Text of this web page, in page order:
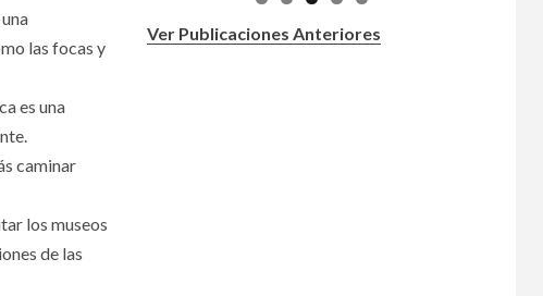
las focas y
es una
caminar
los museos
de las
Ver Publicaciones Anteriores